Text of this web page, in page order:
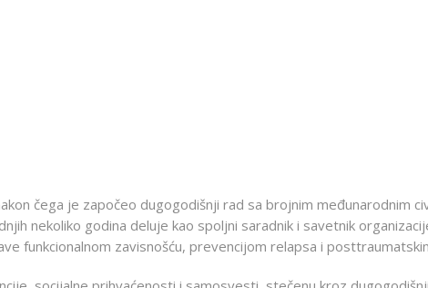
čega je započeo dugogodišnji rad sa brojnim međunarodnim
nekoliko godina deluje kao spoljni saradnik i savetnik
funkcionalnom zavisnošću, prevencijom relapsa i